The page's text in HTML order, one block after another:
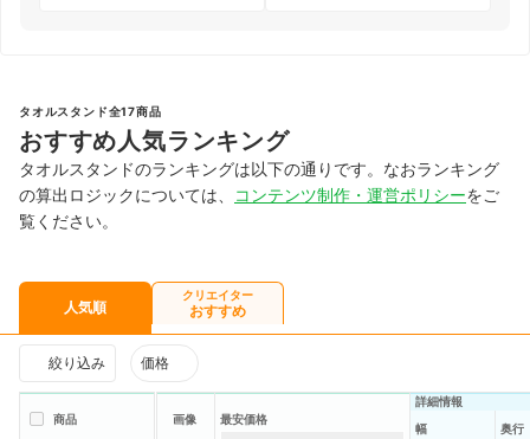
タオルスタンド全17商品
おすすめ人気ランキング
タオルスタンドのランキングは以下の通りです。なおランキング
の算出ロジックについては、
コンテンツ制作・運営ポリシーをご
覧ください。
人気順
クリエイター
おすすめ
絞り込み 価格
商品 画像 最安価格
詳細情報
幅
奥行